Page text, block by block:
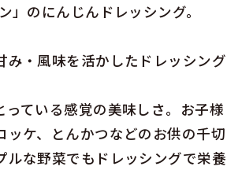
のにんじんドレッシング。
・風味を活かしたドレッシング
ている感覚の美味しさ。お子様
ケ、とんかつなどのお供の千切
ルな野菜でもドレッシングで栄養